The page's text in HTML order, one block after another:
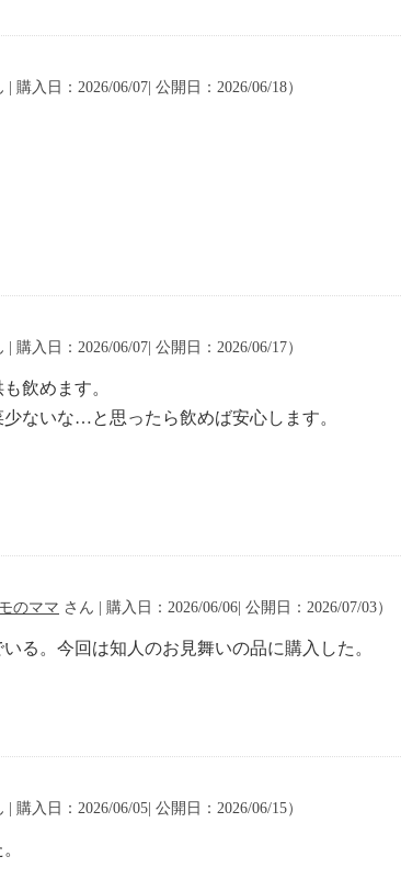
| 購入日：2026/06/07| 公開日：2026/06/18）
| 購入日：2026/06/07| 公開日：2026/06/17）
飲めます。
ないな…と思ったら飲めば安心します。
のママ さん | 購入日：2026/06/06| 公開日：2026/07/03）
る。今回は知人のお見舞いの品に購入した。
| 購入日：2026/06/05| 公開日：2026/06/15）